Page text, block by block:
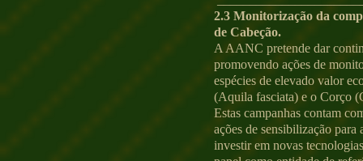
2.3 Monitorização da
de Cabeção.
A AANC pretende dar
promovendo ações de
espécies de elevado valor
(Aquila fasciata) e o Corço
Estas campanhas contam
ações de sensibilização
investir em novas